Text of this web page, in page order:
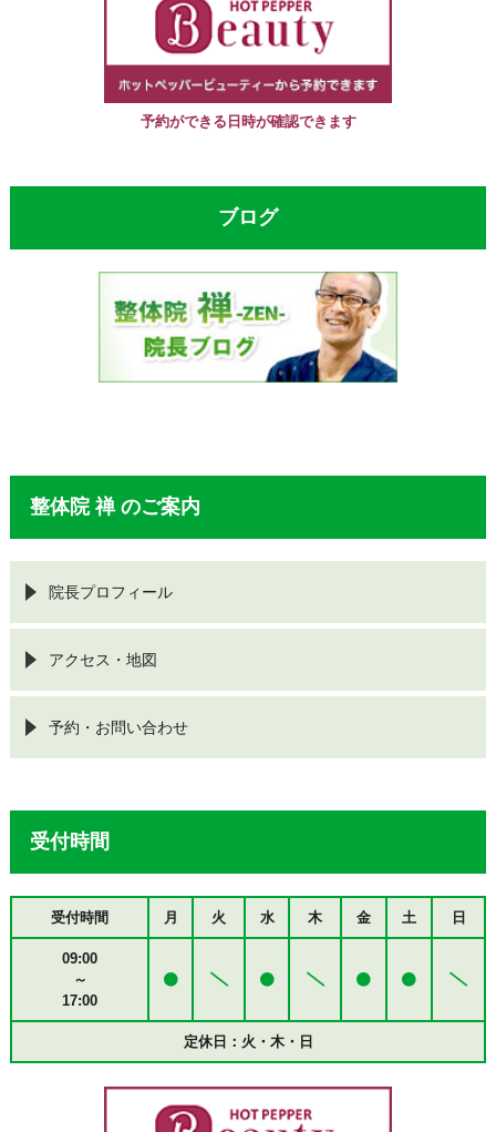
予約ができる日時が確認できます
ブログ
整体院 禅 のご案内
院長プロフィール
アクセス・地図
予約・お問い合わせ
受付時間
受付時間 月 火 水 木 金 土 日
09:00
～
17:00
定休日：火・木・日